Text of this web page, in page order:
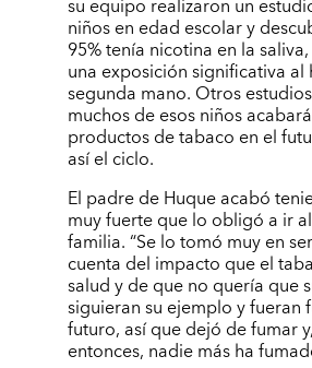
niños en edad escolar y
95% tenía nicotina en la
una exposición significativa al
segunda mano. Otros
muchos de esos niños
productos de tabaco en el
así el ciclo.
El padre de Huque acabó
muy fuerte que lo obligó a ir
familia. “Se lo tomó muy en
cuenta del impacto que el
salud y de que no quería que
siguieran su ejemplo y fueran
futuro, así que dejó de fumar
entonces, nadie más ha